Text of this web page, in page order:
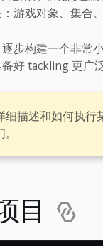
游戏对象、集合、
步构建一个非常
好 tackling 更广
描述和如何执
目